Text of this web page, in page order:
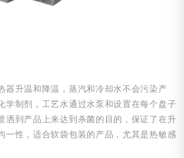
器升温和降温，蒸汽和冷却水不会污染产
学制剂，工艺水通过水泵和设置在每个盘子
洒到产品上来达到杀菌的目的，保证了在升
一性，适合软袋包装的产品，尤其是热敏感